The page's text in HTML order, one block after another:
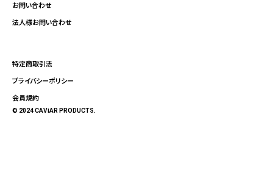
お問い合わせ
法人様お問い合わせ
特定商取引法
プライバシーポリシー
会員規約
© 2024 CAViAR PRODUCTS.